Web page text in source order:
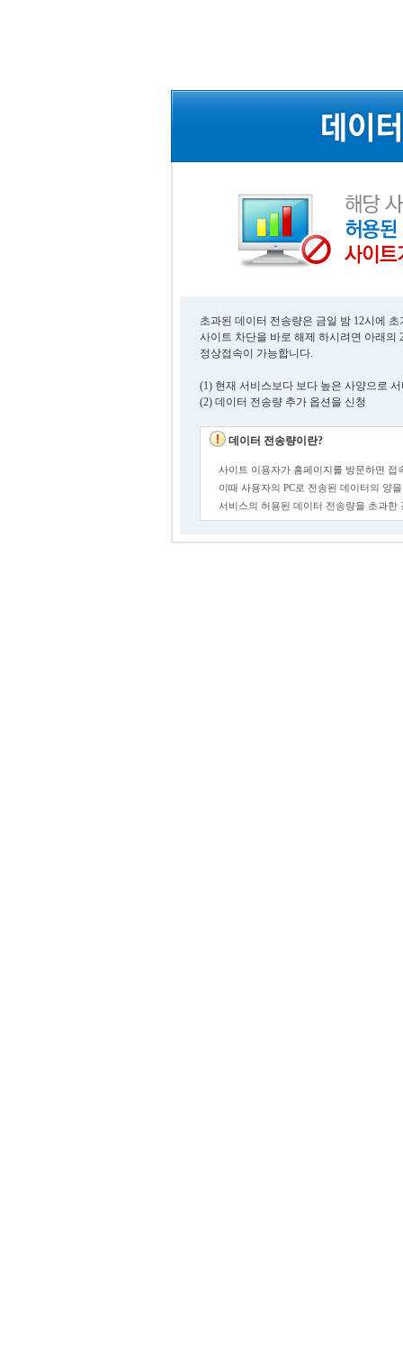
초과된 데이터 전송량은 금일 밤 12시에
사이트 차단을 바로 해제 하시려면 아래의
정상접속이 가능합니다.
(1) 현재 서비스보다 보다 높은 사양으로
(2) 데이터 전송량 추가 옵션을 신청
데이터 전송량이란?
사이트 이용자가 홈페이지를 방문하면 접
이때 사용자의 PC로 전송된 데이터의 양
서비스의 허용된 데이터 전송량을 초과